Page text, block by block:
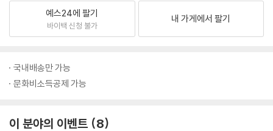
예스24에 팔기
바이백 신청 불가
내 가게에서 팔기
국내배송만 가능
문화비소득공제 가능
이 분야의 이벤트 8